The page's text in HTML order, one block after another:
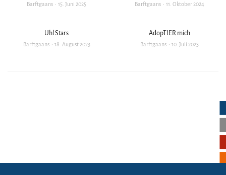
Barftgaans 15. Juni 2025 Barftgaans 11. Oktober 2024
Uhl Stars
Barftgaans 18. August 2023
AdopTIER mich
Barftgaans 10. Juli 2023